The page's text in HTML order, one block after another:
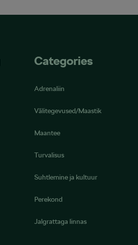
Categories
Adrenaliin
Välitegevused/Maastik
Maantee
Turvalisus
Suhtlemine ja kultuur
Perekond
Jalgrattaga linnas